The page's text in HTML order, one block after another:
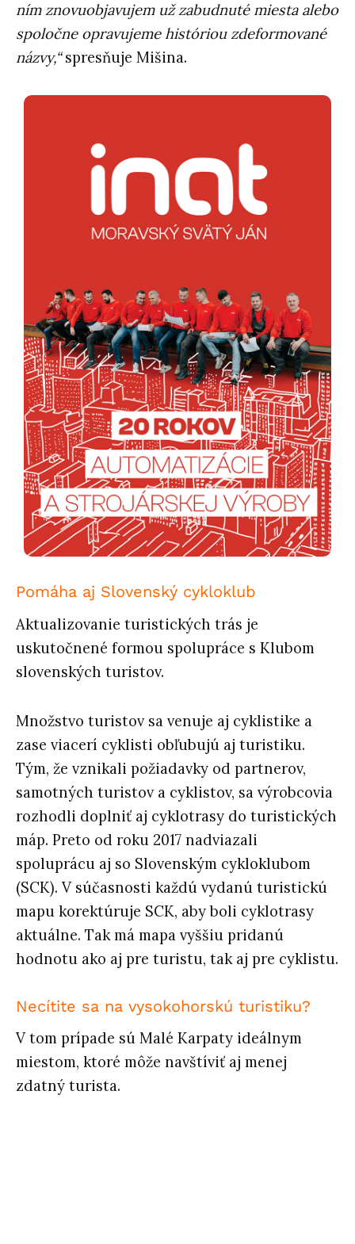
ním znovuobjavujem už zabudnuté miesta alebo
spoločne opravujeme históriou zdeformované
názvy,“spresňuje Mišina.
Pomáha aj Slovenský cykloklub
Aktualizovanie turistických trás je
uskutočnené formou spolupráce s Klubom
slovenských turistov.
Množstvo turistov sa venuje aj cyklistike a
zase viacerí cyklisti obľubujú aj turistiku.
Tým, že vznikali požiadavky od partnerov,
samotných turistov a cyklistov, sa výrobcovia
rozhodli doplniť aj cyklotrasy do turistických
máp. Preto od roku 2017 nadviazali
spoluprácu aj so Slovenským cykloklubom
(SCK). V súčasnosti každú vydanú turistickú
mapu korektúruje SCK, aby boli cyklotrasy
aktuálne. Tak má mapa vyššiu pridanú
hodnotu ako aj pre turistu, tak aj pre cyklistu.
Necítite sa na vysokohorskú turistiku?
V tom prípade sú Malé Karpaty ideálnym
miestom, ktoré môže navštíviť aj menej
zdatný turista.